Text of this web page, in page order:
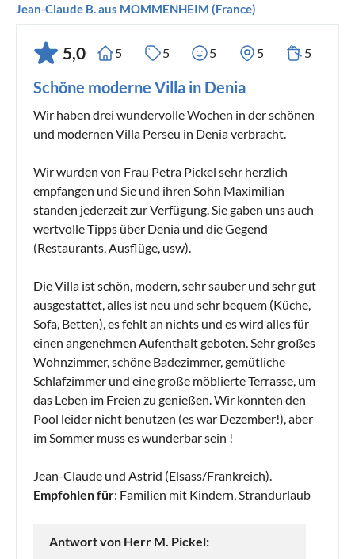
Jean-Claude B. aus MOMMENHEIM (France)
5,0 5 5 5 5 5
Schöne moderne Villa in Denia
Wir haben drei wundervolle Wochen in der schönen
und modernen Villa Perseu in Denia verbracht.
Wir wurden von Frau Petra Pickel sehr herzlich
empfangen und Sie und ihren Sohn Maximilian
standen jederzeit zur Verfügung. Sie gaben uns auch
wertvolle Tipps über Denia und die Gegend
(Restaurants, Ausflüge, usw).
Die Villa ist schön, modern, sehr sauber und sehr gut
ausgestattet, alles ist neu und sehr bequem (Küche,
Sofa, Betten), es fehlt an nichts und es wird alles für
einen angenehmen Aufenthalt geboten. Sehr großes
Wohnzimmer, schöne Badezimmer, gemütliche
Schlafzimmer und eine große möblierte Terrasse, um
das Leben im Freien zu genießen. Wir konnten den
Pool leider nicht benutzen (es war Dezember!), aber
im Sommer muss es wunderbar sein !
Jean-Claude und Astrid (Elsass/Frankreich).
Empfohlen für: Familien mit Kindern, Strandurlaub
Antwort von Herr M. Pickel: